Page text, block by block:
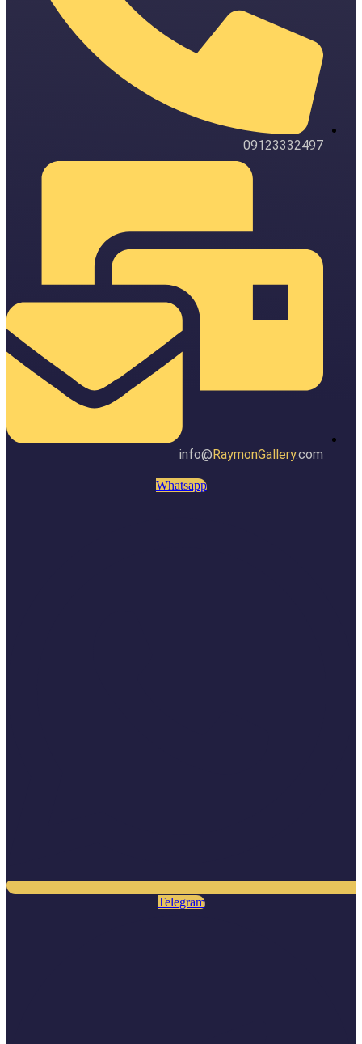
09123332497
info@RaymonGallery.com
Whatsapp
Telegram